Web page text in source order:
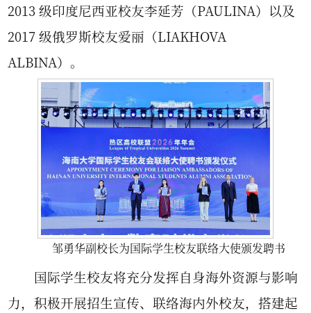
2013 级印度尼西亚校友李延芳（PAULINA）以及
2017 级俄罗斯校友爱丽（LIAKHOVA
ALBINA）。
邹勇华副校长为国际学生校友联络大使颁发聘书
国际学生校友将充分发挥自身海外资源与影响
力，积极开展招生宣传、联络海内外校友，搭建起